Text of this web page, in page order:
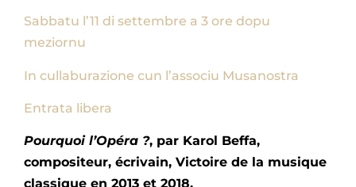
Sabbatu l’11 di settembre a 3 ore dopu
meziornu
In cullaburazione cun l’associu Musanostra
Entrata libera
Pourquoi l’Opéra ?, par Karol Beffa,
compositeur, écrivain, Victoire de la musique
classique en 2013 et 2018.